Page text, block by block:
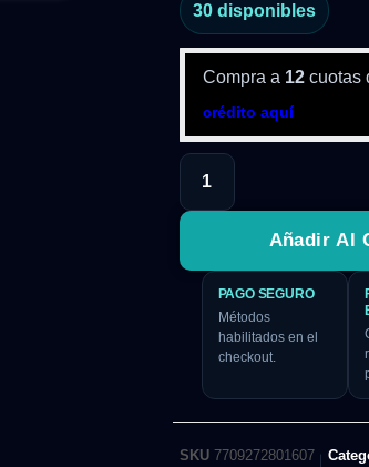
30 disponibles
Compra a 12cuotas
crédito aquí
Añadir Al
PAGO SEGURO
Métodos
habilitados en el
checkout.
SKU 7709272801607